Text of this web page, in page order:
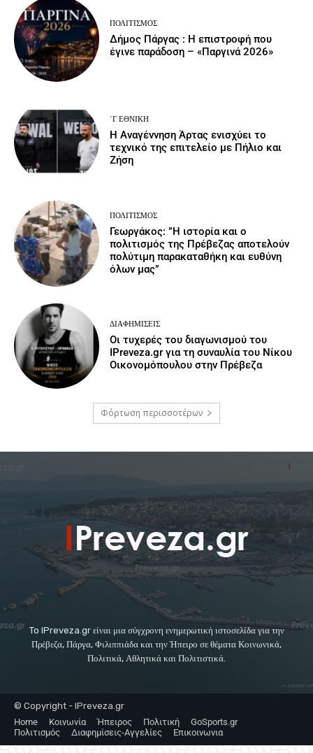
ΠΟΛΙΤΙΣΜΌΣ
Δήμος Πάργας : Η επιστροφή που
έγινε παράδοση – «Παργινά 2026»
΄Γ ΕΘΝΙΚΉ
Η Αναγέννηση Άρτας ενισχύει το
τεχνικό της επιτελείο με Πήλιο και
Ζήση
ΠΟΛΙΤΙΣΜΌΣ
Γεωργάκος: ”Η ιστορία και ο
πολιτισμός της Πρέβεζας αποτελούν
πολύτιμη παρακαταθήκη και ευθύνη
όλων μας”
ΔΙΑΦΗΜΊΣΕΙΣ
Οι τυχερές του διαγωνισμού του
IPreveza.gr για τη συναυλία του Νίκου
Οικονομόπουλου στην Πρέβεζα
Φόρτωση περισσοτέρων
To IPreveza.gr είναι μια σύγχρονη ενημερωτική ιστοσελίδα για την
Πρέβεζα, Πάργα, Φιλιππιάδα και την Ήπειρο σε θέματα Κοινωνικά,
Πολιτικά, Αθλητικά και Πολιτιστικά.
© Copyright - IPreveza.gr
Home
Κοινωνία Ήπειρος Πολιτική
GoSports.gr
Πολιτισμός
Διαφημίσεις-Αγγελίες Επικοινωνια